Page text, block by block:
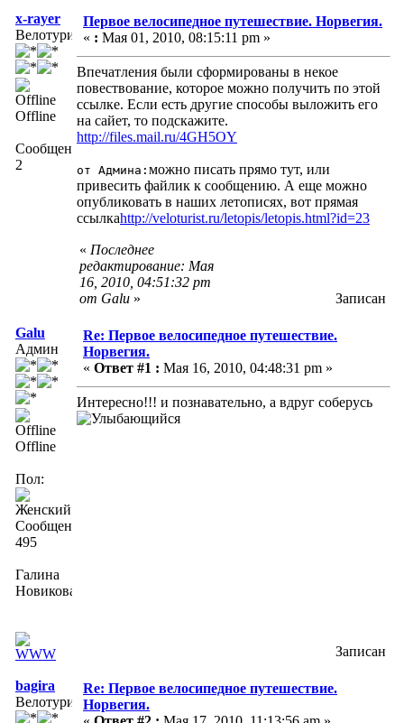
x-rayer
Велотурист
Offline
Сообщений:
2
Первое велосипедное путешествие. Норвегия.
« : Мая 01, 2010, 08:15:11 pm »
Впечатления были сформированы в некое
повествование, которое можно получить по этой
ссылке. Если есть другие способы выложить его
на сайет, то подскажите.
http://files.mail.ru/4GH5OY
от Админа: можно писать прямо тут, или
привесить файлик к сообщению. А еще можно
опубликовать в наших летописях, вот прямая
ссылкаhttp://veloturist.ru/letopis/letopis.html?id=23
« Последнее
редактирование: Мая
16, 2010, 04:51:32 pm
от Galu » Записан
Galu
Админ
Offline
Пол:
Сообщений:
495
Галина
Новикова
Re: Первое велосипедное путешествие.
Норвегия.
« Ответ #1 : Мая 16, 2010, 04:48:31 pm »
Интересно!!! и познавательно, а вдруг соберусь
Записан
bagira
Велотурист
Re: Первое велосипедное путешествие.
Норвегия.